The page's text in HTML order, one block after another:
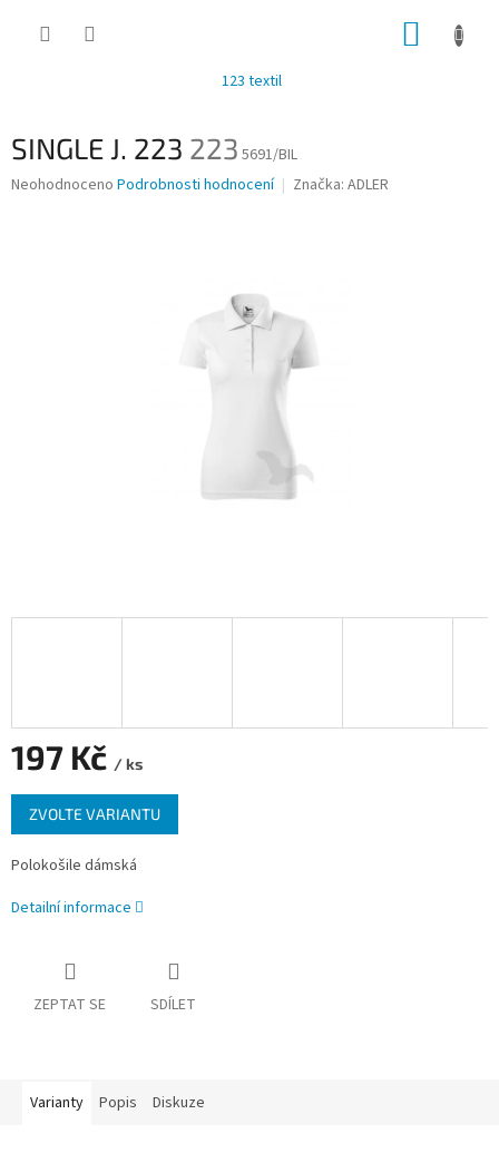
123 textil
SINGLE J. 223 223 5691/BIL
Průměrné
Neohodnoceno Podrobnosti hodnocení Značka: ADLER
197 Kč / ks
Měrná
cena:
ZVOLTE VARIANTU
Polokošile dámská
Detailní informace
ZEPTAT SE SDÍLET
Varianty Popis Diskuze